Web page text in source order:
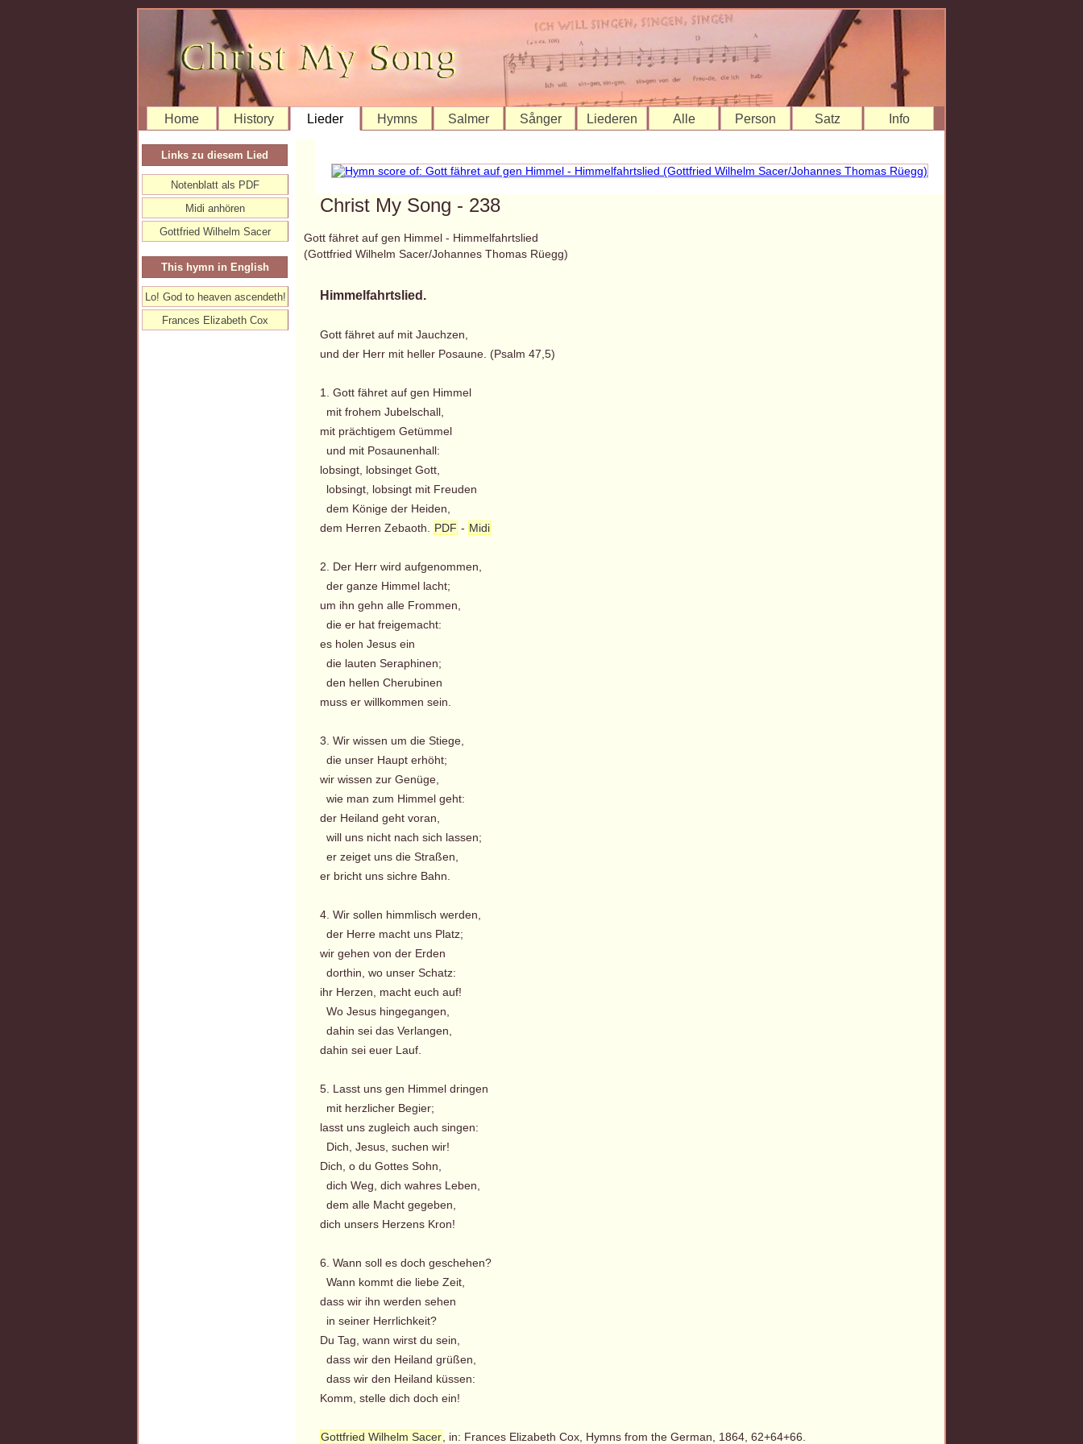
Home History Lieder Hymns Salmer Sånger Liederen Alle Person Satz Info
Christ My Song - 238
Gott fähret auf gen Himmel - Himmelfahrtslied
(Gottfried Wilhelm Sacer/Johannes Thomas Rüegg)
Himmelfahrtslied.
Gott fähret auf mit Jauchzen,
und der Herr mit heller Posaune. (Psalm 47,5)
1. Gott fähret auf gen Himmel
mit frohem Jubelschall,
mit prächtigem Getümmel
und mit Posaunenhall:
lobsingt, lobsinget Gott,
lobsingt, lobsingt mit Freuden
dem Könige der Heiden,
dem Herren Zebaoth.
PDF - Midi
2. Der Herr wird aufgenommen,
der ganze Himmel lacht;
um ihn gehn alle Frommen,
die er hat freigemacht:
es holen Jesus ein
die lauten Seraphinen;
den hellen Cherubinen
muss er willkommen sein.
3. Wir wissen um die Stiege,
die unser Haupt erhöht;
wir wissen zur Genüge,
wie man zum Himmel geht:
der Heiland geht voran,
will uns nicht nach sich lassen;
er zeiget uns die Straßen,
er bricht uns sichre Bahn.
4. Wir sollen himmlisch werden,
der Herre macht uns Platz;
wir gehen von der Erden
dorthin, wo unser Schatz:
ihr Herzen, macht euch auf!
Wo Jesus hingegangen,
dahin sei das Verlangen,
dahin sei euer Lauf.
5. Lasst uns gen Himmel dringen
mit herzlicher Begier;
lasst uns zugleich auch singen:
Dich, Jesus, suchen wir!
Dich, o du Gottes Sohn,
dich Weg, dich wahres Leben,
dem alle Macht gegeben,
dich unsers Herzens Kron!
6. Wann soll es doch geschehen?
Wann kommt die liebe Zeit,
dass wir ihn werden sehen
in seiner Herrlichkeit?
Du Tag, wann wirst du sein,
dass wir den Heiland grüßen,
dass wir den Heiland küssen:
Komm, stelle dich doch ein!
Gottfried Wilhelm Sacer , in: Frances Elizabeth Cox, Hymns from the German, 1864, 62+64+66.
Links zu diesem Lied
Notenblatt als PDF
Midi anhören
Gottfried Wilhelm Sacer
This hymn in English
Lo! God to heaven ascendeth!
Frances Elizabeth Cox